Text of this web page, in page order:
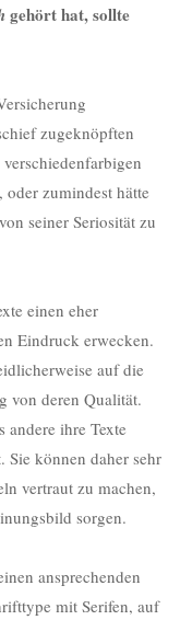
gehört hat, sollte
zugeknöpften
zumindest hätte
seiner Seriosität zu
einen eher
Eindruck erwecken.
auf die
von deren Qualität.
andere ihre Texte
Sie können daher sehr
vertraut zu machen,
sorgen.
ansprechenden
mit Serifen, auf